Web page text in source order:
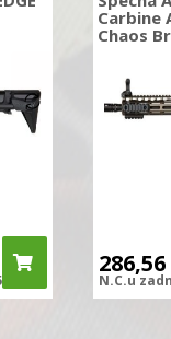
Carbine
Chaos
286,56
N.C.u